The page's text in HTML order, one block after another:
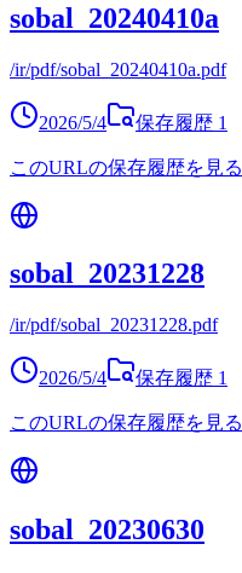
sobal_20240410a
/ir/pdf/sobal_20240410a.pdf
2026/5/4 保存履歴 1
このURLの保存履歴を見る
sobal_20231228
/ir/pdf/sobal_20231228.pdf
2026/5/4 保存履歴 1
このURLの保存履歴を見る
sobal_20230630